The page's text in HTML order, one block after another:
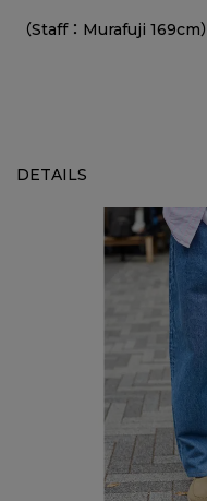
（Staff：Murafuji 169cm）
DETAILS